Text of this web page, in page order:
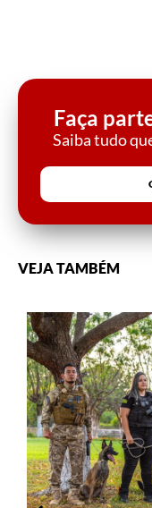
Faça
Saiba tudo
VEJA TAMBÉM